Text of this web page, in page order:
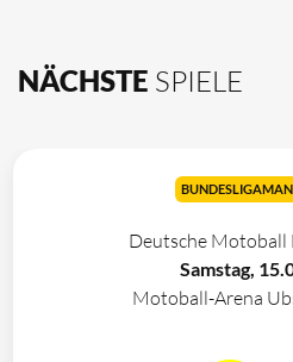
NÄCHSTE SPIELE
Deutsche Motoball
Samstag,
Motoball-Arena